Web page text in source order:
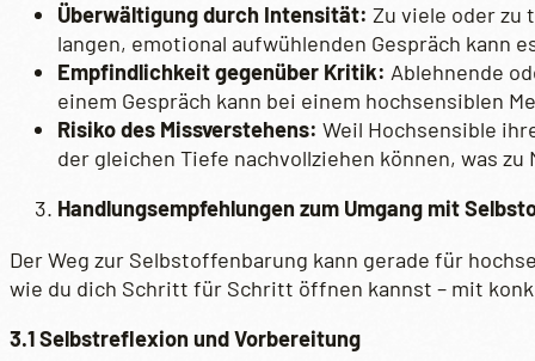
Überwältigung durch Intensität: Zu viele oder zu
langen, emotional aufwühlenden Gespräch kann
Empfindlichkeit gegenüber Kritik: Ablehnende
einem Gespräch kann bei einem hochsensiblen
Risiko des Missverstehens: Weil Hochsensible
der gleichen Tiefe nachvollziehen können, was
Handlungsempfehlungen zum Umgang mit
Der Weg zur Selbstoffenbarung kann gerade für
wie du dich Schritt für Schritt öffnen kannst – mit
3.1 Selbstreflexion und Vorbereitung